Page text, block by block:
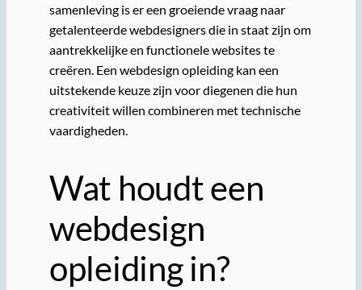
samenleving is er een groeiende vraag naar
getalenteerde webdesigners die in staat zijn om
aantrekkelijke en functionele websites te
creëren. Een webdesign opleiding kan een
uitstekende keuze zijn voor diegenen die hun
creativiteit willen combineren met technische
vaardigheden.
Wat houdt een
webdesign
opleiding in?